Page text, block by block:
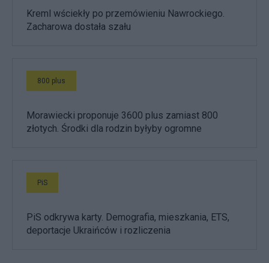
Kreml wściekły po przemówieniu Nawrockiego.
Zacharowa dostała szału
800 plus
Morawiecki proponuje 3600 plus zamiast 800
złotych. Środki dla rodzin byłyby ogromne
PiS
PiS odkrywa karty. Demografia, mieszkania, ETS,
deportacje Ukraińców i rozliczenia